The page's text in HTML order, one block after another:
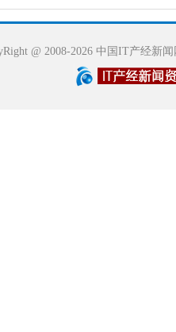
@ 2008-2026 中国IT产经新